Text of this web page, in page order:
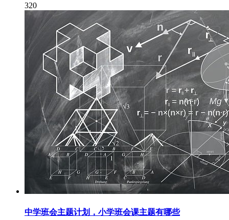
320
中学班会主题计划，小学班会课主题有哪些